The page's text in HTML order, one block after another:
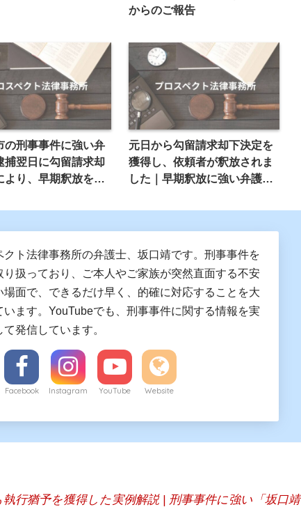
からのご報告
の刑事事件に強い弁
捕翌日に勾留請求却
より、早期釈放を実
元日から勾留請求却下決定を
獲得し、依頼者が釈放されま
した｜早期釈放に強い弁護士
クト法律事務所の弁護士、坂口靖です。刑事事件を
り扱っており、ご本人やご家族が突然直面する不安
場面で、できるだけ早く、的確に対応することを大
います。YouTubeでも、刑事事件に関する情報を実
発信しています。
Facebook Instagram YouTube Website
行猶予を獲得した実例解説 | 刑事事件に強い「坂口靖